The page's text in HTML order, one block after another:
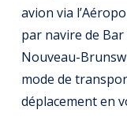
avion via
par navire de
Nouveau-
mode de
déplacement en